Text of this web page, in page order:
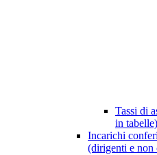
Tassi di
in tabelle)
Incarichi
(dirigenti e non